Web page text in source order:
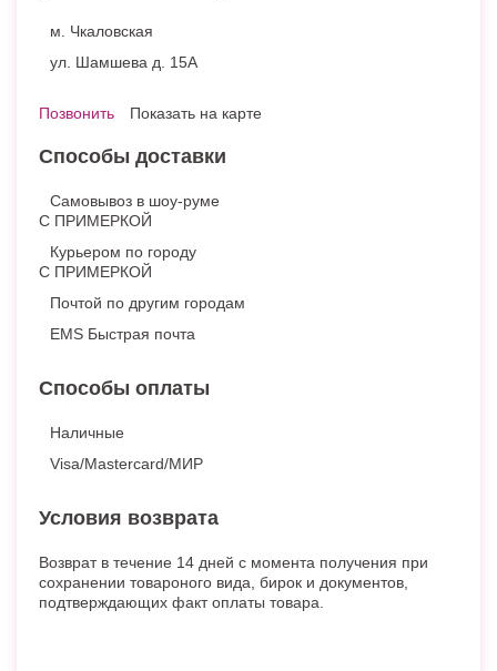
м. Чкаловская
ул. Шамшева д. 15А
Позвонить Показать на карте
Способы доставки
Самовывоз в шоу-руме
С ПРИМЕРКОЙ
Курьером по городу
С ПРИМЕРКОЙ
Почтой по другим городам
EMS Быстрая почта
Способы оплаты
Наличные
Visa/Mastercard/МИР
Условия возврата
Возврат в течение 14 дней с момента получения при
сохранении товароного вида, бирок и документов,
подтверждающих факт оплаты товара.